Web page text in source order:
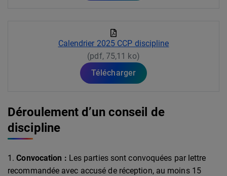
Calendrier 2025 CCP discipline
(pdf, 75,11 ko)
Télécharger
Déroulement d’un conseil de
discipline
Convocation : Les parties sont convoquées par lettre
recommandée avec accusé de réception, au moins 15